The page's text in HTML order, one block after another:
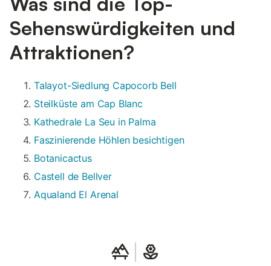
Sehenswürdigkeiten und
Attraktionen?
Talayot-Siedlung Capocorb Bell
Steilküste am Cap Blanc
Kathedrale La Seu in Palma
Faszinierende Höhlen besichtigen
Botanicactus
Castell de Bellver
Aqualand El Arenal